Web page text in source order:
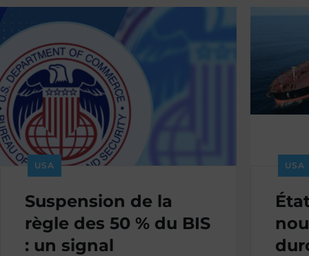
USA
Suspension de la
règle des 50 % du BIS
: un signal
USA